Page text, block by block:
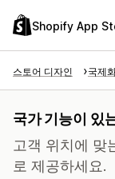
Shopify App
스토어 디자인 국제
국가 기능이 있
고객 위치에 맞
로 제공하세요.